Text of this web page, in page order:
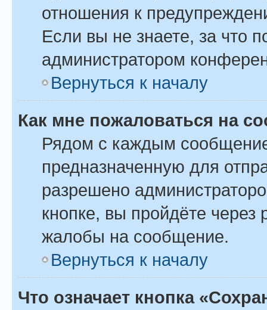
отношения к
Если вы не знаете, за что
администратором
Вернуться к началу
Как мне пожаловаться на
Рядом с каждым
предназначенную для
разрешено
кнопке, вы пройдёте
жалобы на сообщение.
Вернуться к началу
Что означает кнопка